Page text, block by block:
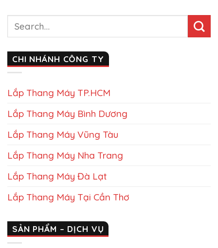
CHI NHÁNH CÔNG TY
Lắp Thang Máy TP.HCM
Lắp Thang Máy Bình Dương
Lắp Thang Máy Vũng Tàu
Lắp Thang Máy Nha Trang
Lắp Thang Máy Đà Lạt
Lắp Thang Máy Tại Cần Thơ
SẢN PHẨM – DỊCH VỤ